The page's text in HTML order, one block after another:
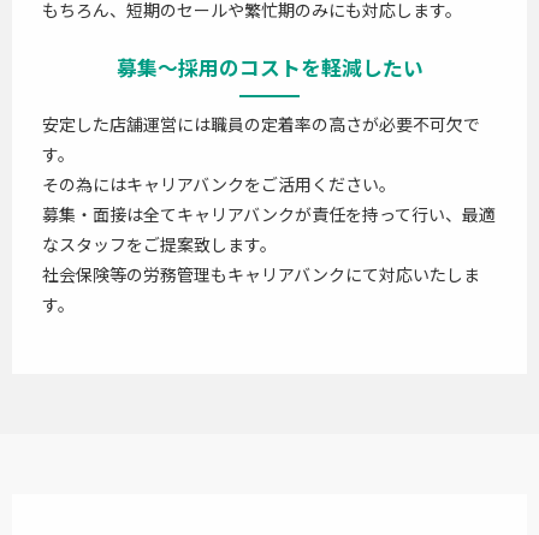
もちろん、短期のセールや繁忙期のみにも対応します。
募集～採用のコストを軽減したい
安定した店舗運営には職員の定着率の高さが必要不可欠で
す。
その為にはキャリアバンクをご活用ください。
募集・面接は全てキャリアバンクが責任を持って行い、最適
なスタッフをご提案致します。
社会保険等の労務管理もキャリアバンクにて対応いたしま
す。